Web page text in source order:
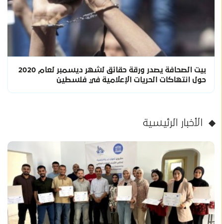
بيت الصحافة يصدر ورقة حقائق لشهر ديسمبر لعام 2020
حول انتهاكات الحريات الإعلامية في فلسطين
الأخبار الرئيسية